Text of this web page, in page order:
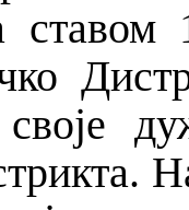
своје